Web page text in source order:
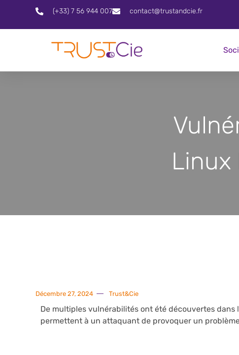
(+33) 7 56 944 007 contact@trustandcie.fr
Linux
Décembre 27, 2024 Trust&Cie
De multiples vulnérabilités ont été découvertes dans
permettent à un attaquant de provoquer un